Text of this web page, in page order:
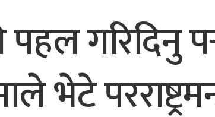
पहल गरिदिनु
भेटे